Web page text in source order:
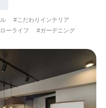
#こだわりインテリア
ーライフ #ガーデニング